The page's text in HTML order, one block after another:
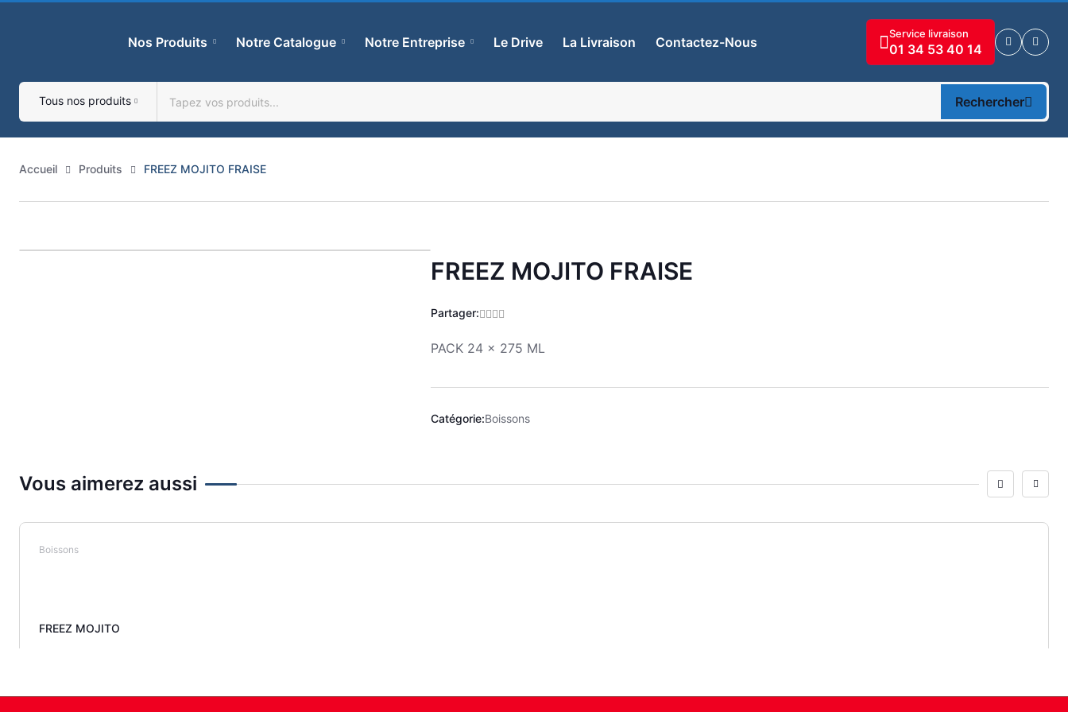
Nos Produits Notre Catalogue Notre Entreprise Le Drive La Livraison Contactez-Nous
Service livraison
01 34 53 40 14
Tous nos produits Rechercher
Accueil Produits FREEZ MOJITO FRAISE
ZoomFREEZ MOJITO FRAISE
Partager:
PACK 24 x 275 ML
Catégorie:Boissons
Vous aimerez aussi
Boissons
FREEZ MOJITO